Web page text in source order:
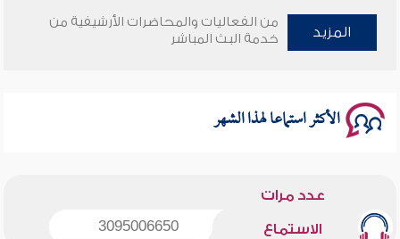
المزيد
من الفعاليات والمحاضرات الأرشيفية من
خدمة البث المباشر
الأكثر استماعا لهذا الشهر
عدد مرات
الاستماع 3095006650